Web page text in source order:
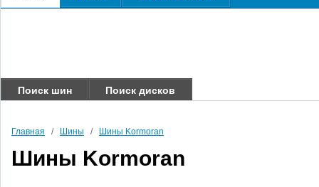
Поиск шин Поиск дисков
Главная / Шины / Шины Kormoran
Шины Kormoran